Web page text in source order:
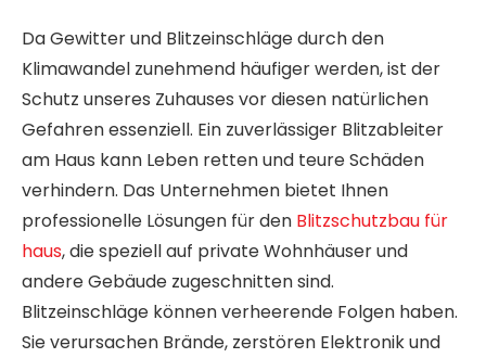
Da Gewitter und Blitzeinschläge durch den
Klimawandel zunehmend häufiger werden, ist der
Schutz unseres Zuhauses vor diesen natürlichen
Gefahren essenziell. Ein zuverlässiger Blitzableiter
am Haus kann Leben retten und teure Schäden
verhindern. Das Unternehmen bietet Ihnen
professionelle Lösungen für den Blitzschutzbau für
haus, die speziell auf private Wohnhäuser und
andere Gebäude zugeschnitten sind.
Blitzeinschläge können verheerende Folgen haben.
Sie verursachen Brände, zerstören Elektronik und